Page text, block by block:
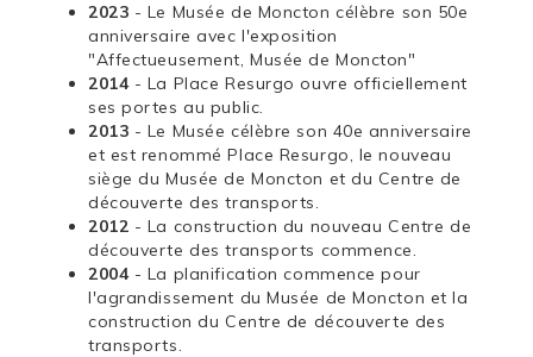
2023 - Le Musée de Moncton célèbre son 50e
anniversaire avec l'exposition
"Affectueusement, Musée de Moncton"
2014 - La Place Resurgo ouvre officiellement
ses portes au public.
2013 - Le Musée célèbre son 40e anniversaire
et est renommé Place Resurgo, le nouveau
siège du Musée de Moncton et du Centre de
découverte des transports.
2012 - La construction du nouveau Centre de
découverte des transports commence.
2004 - La planification commence pour
l'agrandissement du Musée de Moncton et la
construction du Centre de découverte des
transports.